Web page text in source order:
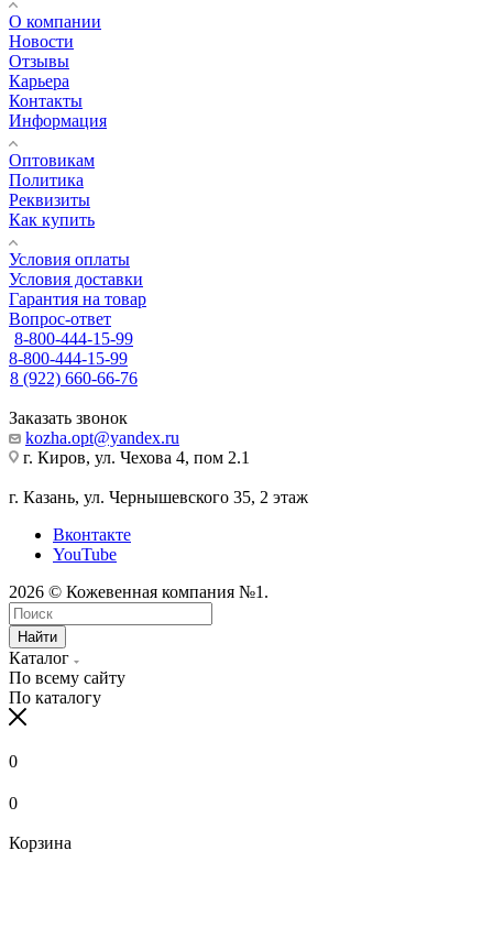
О компании
Новости
Отзывы
Карьера
Контакты
Информация
Оптовикам
Политика
Реквизиты
Как купить
Условия оплаты
Условия доставки
Гарантия на товар
Вопрос-ответ
8-800-444-15-99
8-800-444-15-99
8 (922) 660-66-76
Заказать звонок
kozha.opt@yandex.ru
г. Киров, ул. Чехова 4, пом 2.1
г. Казань, ул. Чернышевского 35, 2 этаж
Вконтакте
YouTube
2026 © Кожевенная компания №1.
Найти
Каталог
По всему сайту
По каталогу
0
0
Корзина